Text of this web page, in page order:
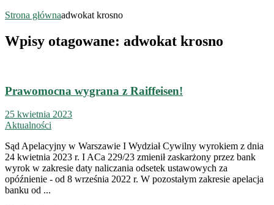
Strona głównaadwokat krosno
Wpisy otagowane: adwokat krosno
Prawomocna wygrana z Raiffeisen!
25 kwietnia 2023
Aktualności
Sąd Apelacyjny w Warszawie I Wydział Cywilny wyrokiem z dnia
24 kwietnia 2023 r. I ACa 229/23 zmienił zaskarżony przez bank
wyrok w zakresie daty naliczania odsetek ustawowych za
opóźnienie - od 8 września 2022 r. W pozostałym zakresie apelacja
banku od ...